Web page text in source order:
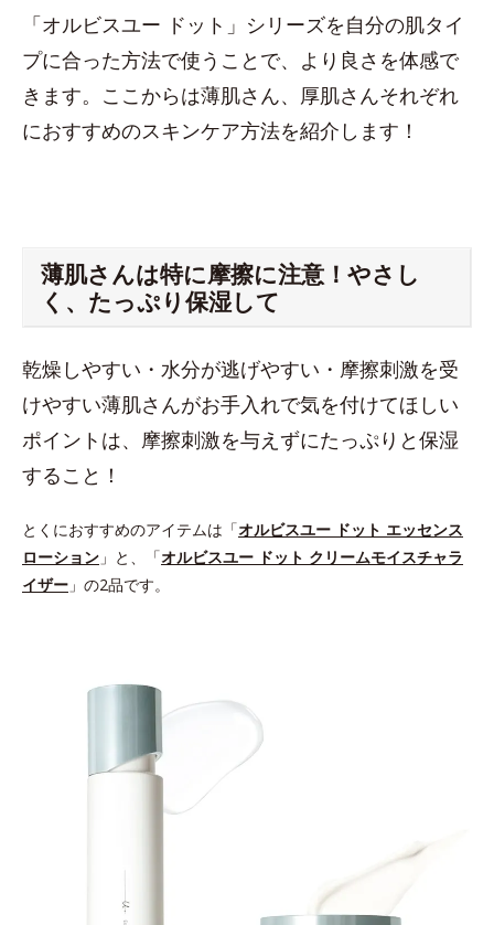
「オルビスユー ドット」シリーズを自分の肌タイ
プに合った方法で使うことで、より良さを体感で
きます。ここからは薄肌さん、厚肌さんそれぞれ
におすすめのスキンケア方法を紹介します！
薄肌さんは特に摩擦に注意！やさし
く、たっぷり保湿して
乾燥しやすい・水分が逃げやすい・摩擦刺激を受
けやすい薄肌さんがお手入れで気を付けてほしい
ポイントは、摩擦刺激を与えずにたっぷりと保湿
すること！
とくにおすすめのアイテムは「オルビスユー ドット エッセンス
ローション 」と、「オルビスユー ドット クリームモイスチャラ
イザー 」の2品です。